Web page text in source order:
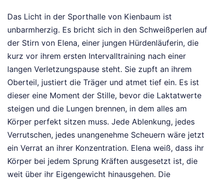
Das Licht in der Sporthalle von Kienbaum ist
unbarmherzig. Es bricht sich in den Schweißperlen auf
der Stirn von Elena, einer jungen Hürdenläuferin, die
kurz vor ihrem ersten Intervalltraining nach einer
langen Verletzungspause steht. Sie zupft an ihrem
Oberteil, justiert die Träger und atmet tief ein. Es ist
dieser eine Moment der Stille, bevor die Laktatwerte
steigen und die Lungen brennen, in dem alles am
Körper perfekt sitzen muss. Jede Ablenkung, jedes
Verrutschen, jedes unangenehme Scheuern wäre jetzt
ein Verrat an ihrer Konzentration. Elena weiß, dass ihr
Körper bei jedem Sprung Kräften ausgesetzt ist, die
weit über ihr Eigengewicht hinausgehen. Die